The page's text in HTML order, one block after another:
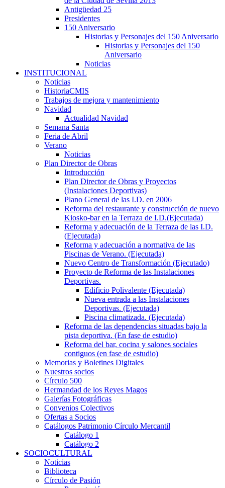
Antigüedad 25
Presidentes
150 Aniversario
Historias y Personajes del 150 Aniversario
Historias y Personajes del 150
Aniversario
Noticias
INSTITUCIONAL
Noticias
HistoriaCMIS
Trabajos de mejora y mantenimiento
Navidad
Actualidad Navidad
Semana Santa
Feria de Abril
Verano
Noticias
Plan Director de Obras
Introducción
Plan Director de Obras y Proyectos
(Instalaciones Deportivas)
Plano General de las I.D. en 2006
Reforma del restaurante y construcción de nuevo
Kiosko-bar en la Terraza de I.D.(Ejecutada)
Reforma y adecuación de la Terraza de las I.D.
(Ejecutada)
Reforma y adecuación a normativa de las
Piscinas de Verano. (Ejecutada)
Nuevo Centro de Transformación (Ejecutado)
Proyecto de Reforma de las Instalaciones
Deportivas.
Edificio Polivalente (Ejecutada)
Nueva entrada a las Instalaciones
Deportivas. (Ejecutada)
Piscina climatizada. (Ejecutada)
Reforma de las dependencias situadas bajo la
pista deportiva. (En fase de estudio)
Reforma del bar, cocina y salones sociales
contiguos (en fase de estudio)
Memorias y Boletines Digitales
Nuestros socios
Círculo 500
Hermandad de los Reyes Magos
Galerías Fotográficas
Convenios Colectivos
Ofertas a Socios
Catálogos Patrimonio Círculo Mercantil
Catálogo 1
Catálogo 2
SOCIOCULTURAL
Noticias
Biblioteca
Círculo de Pasión